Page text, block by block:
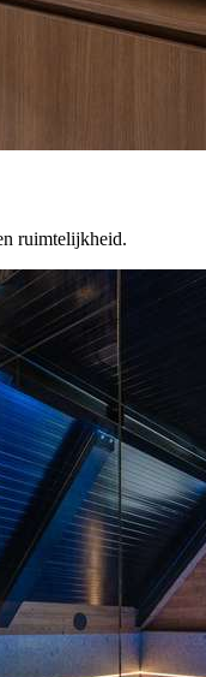
ruimtelijkheid.